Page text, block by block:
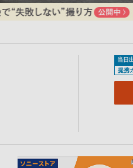
当日
提携